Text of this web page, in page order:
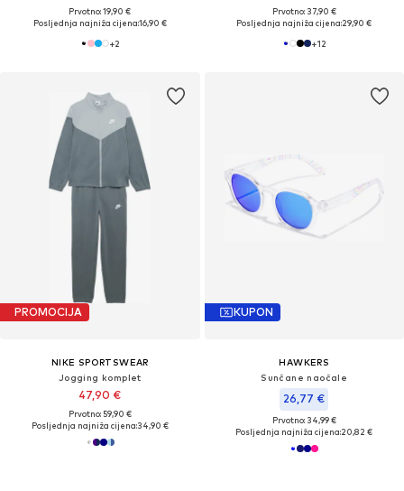
Prvotno: 19,90 €
Posljednja najniža cijena:16,90 €
+2
Prvotno: 37,90 €
Posljednja najniža cijena:29,90 €
+12
PROMOCIJA
NIKE SPORTSWEAR
Jogging komplet
47,90 €
Prvotno: 59,90 €
Posljednja najniža cijena:34,90 €
KUPON
HAWKERS
Sunčane naočale
26,77 €
Prvotno: 34,99 €
Posljednja najniža cijena:20,82 €